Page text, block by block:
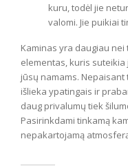
kuru, todėl jie
valomi. Jie puikiai
Kaminas yra daugiau nei
elementas, kuris
jūsų namams.
išlieka ypatingais ir
daug privalumų tiek
Pasirinkdami tinkamą
nepakartojamą